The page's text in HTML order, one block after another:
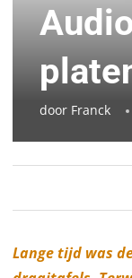
door Franck
Lange tijd was